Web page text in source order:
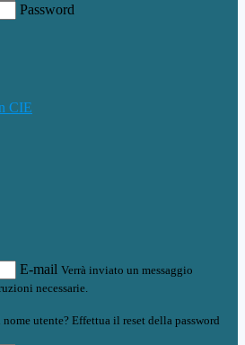
Password
CIE
E-mail Verrà inviato un messaggio
necessarie.
utente? Effettua il reset della password